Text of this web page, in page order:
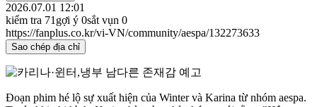
2026.07.01 12:01
kiểm tra 71 gợi ý 0sắt vụn 0
https://fanplus.co.kr/vi-VN/community/aespa/132273633
Sao chép địa chỉ
Đoạn phim hé lộ sự xuất hiện của Winter và Karina từ nhóm aespa.